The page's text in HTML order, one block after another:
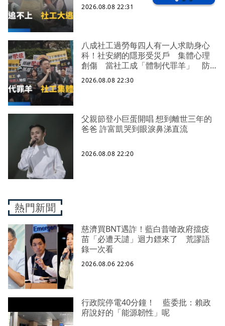
2026.08.08 22:31
八成社工過勞每四人有一人求助身心
科！社安網的隱形受災戶 集體心理
創傷 當社工成「體制代罪羊」 防
禦性社工不敢多做無奈趨勢？耗竭殆
盡下的社安網危機｜社工消失中
2026.08.08 22:30
父親節登小巨蛋開唱 想到離世三年的
爸爸 許富凱哭到眼淚鼻涕直流
2026.08.08 22:20
熱門新聞
慈濟買BNT遇詐！藍白昔嗆政府擋疫
苗「必遭天譴」迴力鏢來了 荒謬語
錄一次看
2026.08.06 22:06
行政院停電40分鐘！ 藍委批：賴政
府說好的「能源韌性」呢